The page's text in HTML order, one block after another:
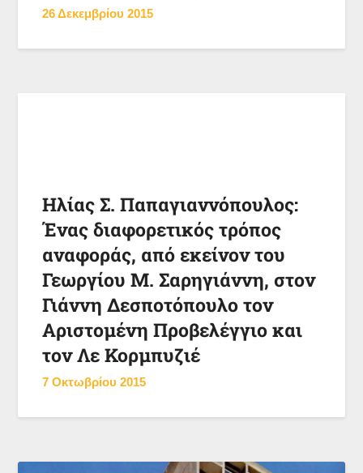
26 Δεκεμβρίου 2015
Ηλίας Σ. Παπαγιαννόπουλος:
Ένας διαφορετικός τρόπος
αναφοράς, από εκείνον του
Γεωργίου Μ. Σαρηγιάννη, στον
Γιάννη Δεσποτόπουλο τον
Αριστομένη Προβελέγγιο και
τον Λε Κορμπυζιέ
7 Οκτωβρίου 2015